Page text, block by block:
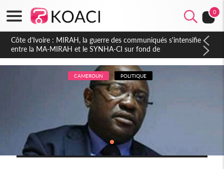
0
Côte d'Ivoire : Indépendance 2026, Thiam plaide pour un
environnement démocratique plus apaisé
CAMEROUN POLITIQUE